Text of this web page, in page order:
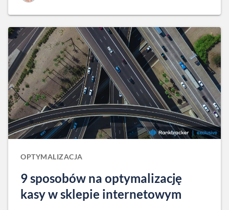
OPTYMALIZACJA
9 sposobów na optymalizację
kasy w sklepie internetowym